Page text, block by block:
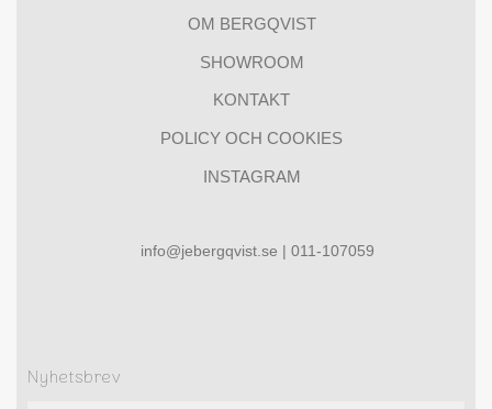
OM BERGQVIST
SHOWROOM
KONTAKT
POLICY OCH COOKIES
INSTAGRAM
info@jebergqvist.se | 011-107059
Nyhetsbrev